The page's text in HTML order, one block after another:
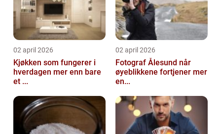
02 april 2026
Kjøkken som fungerer i
hverdagen mer enn bare
et ...
02 april 2026
Fotograf Ålesund når
øyeblikkene fortjener mer
en...